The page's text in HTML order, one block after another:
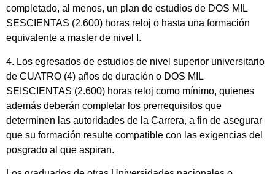
completado, al menos, un plan de estudios de DOS MIL
SESCIENTAS (2.600) horas reloj o hasta una formación
equivalente a master de nivel I.
4. Los egresados de estudios de nivel superior universitario
de CUATRO (4) años de duración o DOS MIL
SEISCIENTAS (2.600) horas reloj como mínimo, quienes
además deberán completar los prerrequisitos que
determinen las autoridades de la Carrera, a fin de asegurar
que su formación resulte compatible con las exigencias del
posgrado al que aspiran.